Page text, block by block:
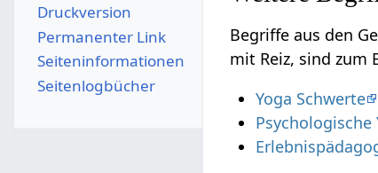
Begriffe aus den
mit Reiz‏‎, sind
Yoga Schwerte
Psychologische
Druckversion
Permanenter Link
Seiten­­informationen
Seitenlogbücher